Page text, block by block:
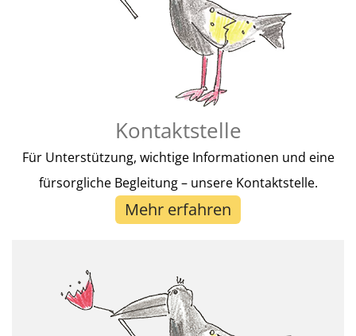
Kontaktstelle
Für Unterstützung, wichtige Informationen und eine
fürsorgliche Begleitung – unsere Kontaktstelle.
Mehr erfahren